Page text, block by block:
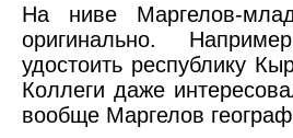
На ниве Маргелов-
оригинально.
удостоить республику
Коллеги даже
вообще Маргелов